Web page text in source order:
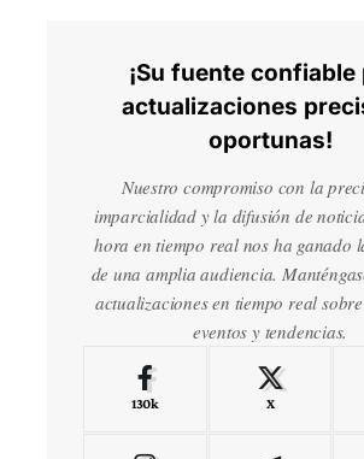
¡Su fuente confiable
actualizaciones
oportunas!
Nuestro compromiso con la
imparcialidad y la difusión de
hora en tiempo real nos ha ganado
de una amplia audiencia.
actualizaciones en tiempo real
eventos y tendencias.
130k X